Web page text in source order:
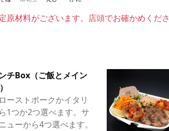
原材料がございます。店頭でお確かめくださ
チBox（ご飯とメイン
ーストポークかイタリ
1つか2つ選べます。サ
ューから4つ選べます。